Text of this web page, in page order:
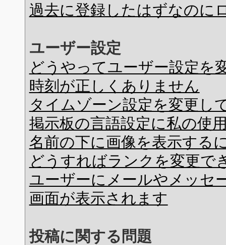
過去に登録したはずなのに
ユーザー設定
どうやってユーザー設定を
時刻が正しくありません
タイムゾーン設定を変更し
掲示板の言語設定に私の使
名前の下に画像を表示する
どうすればランクを変更で
ユーザーにメールやメッセ
画面が表示されます
投稿に関する問題